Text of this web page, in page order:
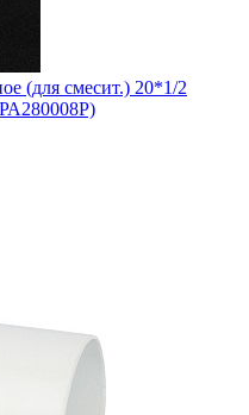
(для смесит.) 20*1/2